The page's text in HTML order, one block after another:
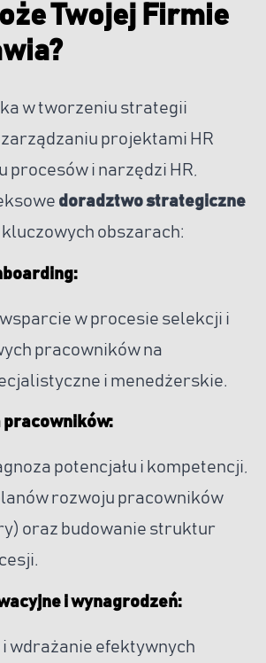
Twojej Firmie
w tworzeniu strategii
projektami HR
procesów i narzędzi HR,
doradztwo strategiczne
kluczowych obszarach:
w procesie selekcji i
pracowników na
i menedżerskie.
pracowników:
potencjału i kompetencji,
rozwoju pracowników
oraz budowanie struktur
i wynagrodzeń:
wdrażanie efektywnych